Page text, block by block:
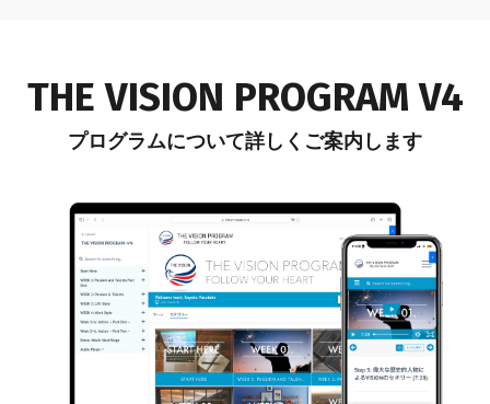
THE VISION PROGRAM V4
プログラムについて詳しくご案内します